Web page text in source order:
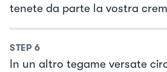
tenete da parte la vostra
STEP 6
In un altro tegame versate